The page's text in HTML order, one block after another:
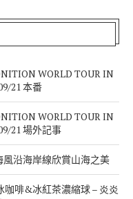
單平凡的事物當中尋找自己生
☚